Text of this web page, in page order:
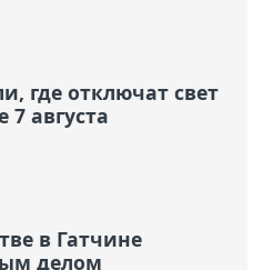
где отключат свет
августа
в Гатчине
делом